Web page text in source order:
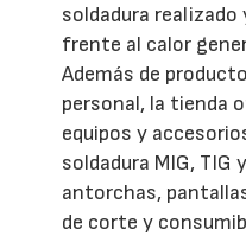
soldadura
frente al calor
Además de
personal, la tienda
equipos y
soldadura MIG, TIG
antorchas,
de corte y